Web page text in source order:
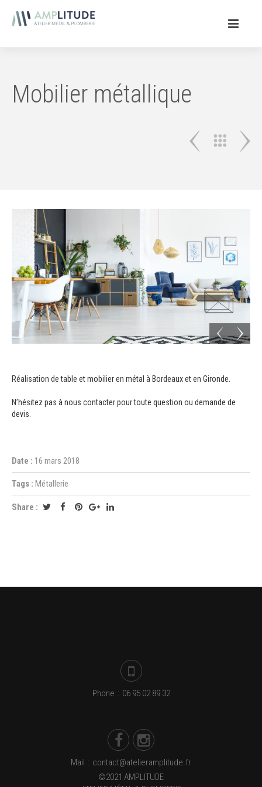
Mobilier métallique
Réalisation de table et mobilier en métal à Bordeaux et en Gironde.
N’hésitez pas à nous contacter pour toute question ou demande de
devis.
Date : 16 mars 2018
Tags : Métallerie
Share :
Phone : 06 95 02 89 32
Mail : contact@atelieramplitude.fr
©2021 AMPLITUDE